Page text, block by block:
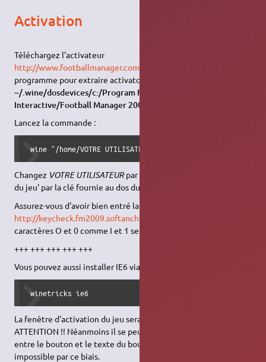
Activation
Téléchargez l'activateur
http://www.footballmanager.com/fixv2.zip
programme pour extraire activator.exe et Launcher.exe dans
~/.wine/dosdevices/c:/Program Files/Sports
Interactive/Football Manager 2009/
Lancez la commande :
wine "/home/VOTRE UTILISATEUR/.wine/drive_c/
Changez VOTRE UTILISATEURpar votre nom d'utilisateur et 'clé
du jeu' par la clé fournie au dos du manuel du jeu.
Assurez-vous d'avoir bien entré la clé en vérifiant celle-ci sur
http://keycheck.fm2009.softanchorinsight.com/
caractères O et 0 comme I et 1 se ressemblent fortement.
+++ +++ +++ +++ +++
Vous pouvez aussi installer IE6 via
winetricks ie6
La fenêtre d'activation du jeu sera alors visible correctement.
ATTENTION !! Néanmoins il se peut qu'un décalage apparaisse
entre le bouton et le texte du bouton rendant alors l'activation
impossible par ce biais.